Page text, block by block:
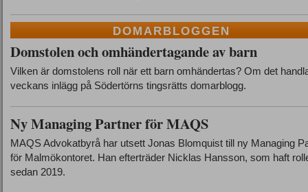
DOMARBLOGGEN
Domstolen och omhändertagande av barn
Vilken är domstolens roll när ett barn omhändertas? Om det
veckans inlägg på Södertörns tingsrätts domarblogg.
Ny Managing Partner för MAQS
MAQS Advokatbyrå har utsett Jonas Blomquist till ny Managing
för Malmökontoret. Han efterträder Nicklas Hansson, som haft
sedan 2019.